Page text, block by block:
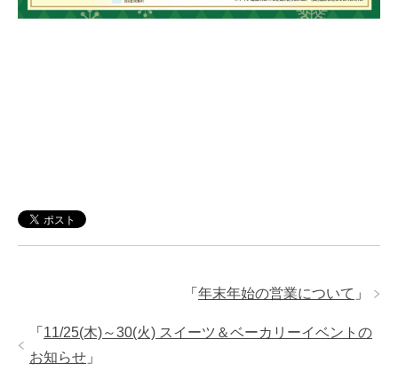
「 年末年始の営業について 」
「 11/25(木)～30(火) スイーツ＆ベーカリーイベントの
お知らせ 」